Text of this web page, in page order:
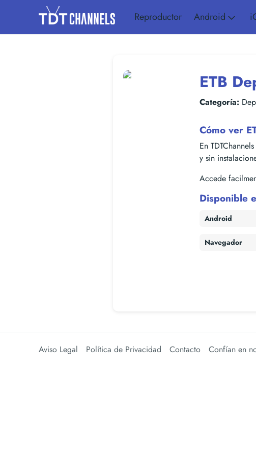
Reproductor Android
ETB
Categoría:
Cómo ver
En
y sin
Accede
Disponible
Android
Navegador
Aviso Legal Política de Privacidad Contacto Confían en